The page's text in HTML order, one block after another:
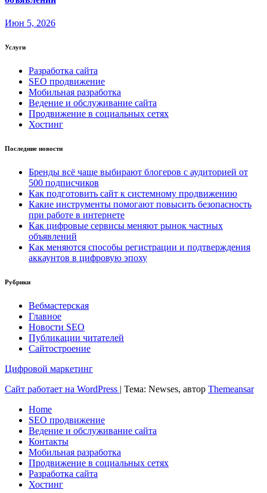
Июн 5, 2026
Услуги
Разработка сайта
SEO продвижение
Мобильная разработка
Ведение и обслуживание сайта
Продвижение в социальных сетях
Хостинг
Последние новости
Бренды всё чаще выбирают блогеров с аудиторией от
500 подписчиков
Как подготовить сайт к системному продвижению
Какие инструменты помогают повысить безопасность
при работе в интернете
Как цифровые сервисы меняют рынок частных
объявлений
Как меняются способы регистрации и подтверждения
аккаунтов в цифровую эпоху
Рубрики
Вебмастерская
Главное
Новости SEO
Публикации читателей
Сайтостроение
Цифровой маркетинг
Сайт работает на WordPress | Тема: Newses, автор Themeansar
Home
SEO продвижение
Ведение и обслуживание сайта
Контакты
Мобильная разработка
Продвижение в социальных сетях
Разработка сайта
Хостинг